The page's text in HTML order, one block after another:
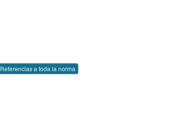
Referencias a toda la norma